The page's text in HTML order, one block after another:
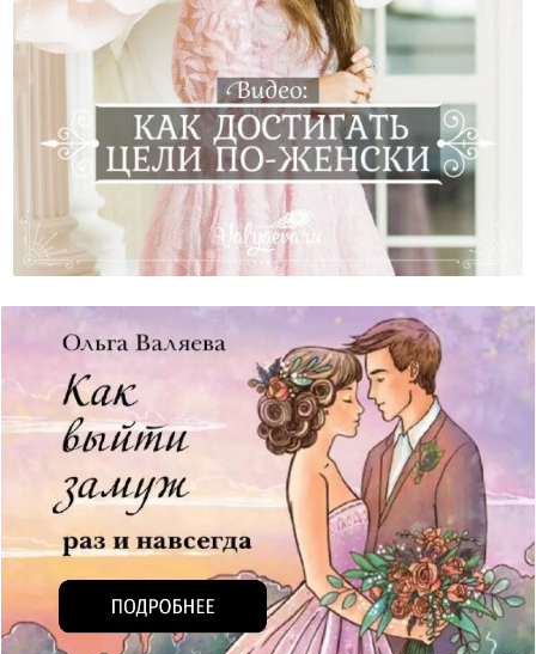
Видео: Как Достигать Своих Целей По-Женски?